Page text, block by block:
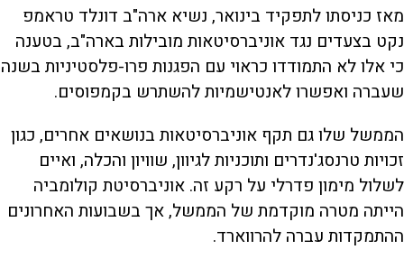
מאז כניסתו לתפקיד בינואר, נשיא ארה"ב דונלד טראמפ
נקט בצעדים נגד אוניברסיטאות מובילות בארה"ב, בטענה
כי אלו לא התמודדו כראוי עם הפגנות פרו-פלסטיניות בשנה
שעברה ואפשרו לאנטישמיות להשתרש בקמפוסים.
הממשל שלו גם תקף אוניברסיטאות בנושאים אחרים, כגון
זכויות טרנסג'נדרים ותוכניות לגיוון, שוויון והכלה, ואיים
לשלול מימון פדרלי על רקע זה. אוניברסיטת קולומביה
הייתה מטרה מוקדמת של הממשל, אך בשבועות האחרונים
ההתמקדות עברה להרווארד.